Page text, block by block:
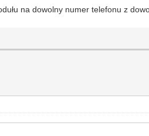
na dowolny numer telefonu z